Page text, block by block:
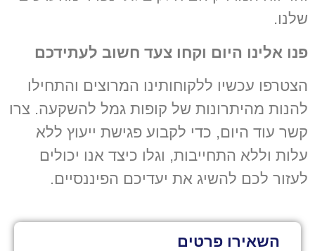
שלנו.
פנו אלינו היום וקחו צעד חשוב לעתידכם
הצטרפו עכשיו ללקוחותינו המרוצים והתחילו
להנות מהיתרונות של קופות גמל להשקעה. צרו
קשר עוד היום, כדי לקבוע פגישת ייעוץ ללא
עלות וללא התחייבות, וגלו כיצד אנו יכולים
לעזור לכם להשיג את יעדיכם הפיננסיים.
השאירו פרטים